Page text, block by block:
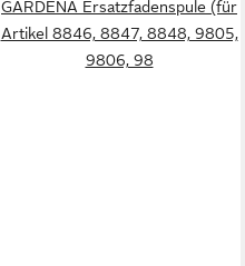
GARDENA Ersatzfadenspule (für
Artikel 8846, 8847, 8848, 9805,
9806, 98